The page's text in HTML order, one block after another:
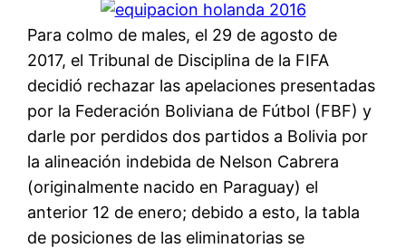
Para colmo de males, el 29 de agosto de
2017, el Tribunal de Disciplina de la FIFA
decidió rechazar las apelaciones presentadas
por la Federación Boliviana de Fútbol (FBF) y
darle por perdidos dos partidos a Bolivia por
la alineación indebida de Nelson Cabrera
(originalmente nacido en Paraguay) el
anterior 12 de enero; debido a esto, la tabla
de posiciones de las eliminatorias se